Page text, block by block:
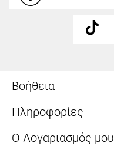
Βοήθεια
Πληροφορίες
Ο Λογαριασμός μου